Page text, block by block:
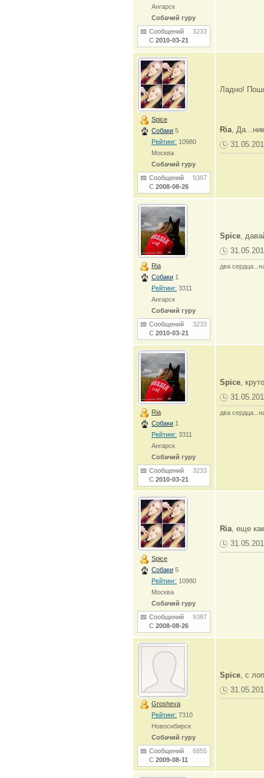
Ангарск
Собачий гуру
Сообщений 3233
С 2010-03-21
Spice
Собаки 5
Рейтинг: 10980
Москва
Собачий гуру
Сообщений 9387
С 2008-08-26
Ладно!
Ria,
Ria
Собаки 1
Рейтинг: 3311
Ангарск
Собачий гуру
Сообщений 3233
С 2010-03-21
Spice,
два
Ria
Собаки 1
Рейтинг: 3311
Ангарск
Собачий гуру
Сообщений 3233
С 2010-03-21
Spice,
два
Spice
Собаки 5
Рейтинг: 10980
Москва
Собачий гуру
Сообщений 9387
С 2008-08-26
Ria, еще
Grosheva
Рейтинг: 7310
Новосибирск
Собачий гуру
Сообщений 6855
С 2009-08-11
Spice, с